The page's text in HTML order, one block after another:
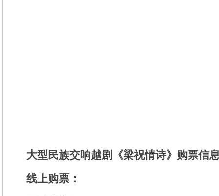
大型民族交响越剧《梁祝情诗》购票信
线上购票：